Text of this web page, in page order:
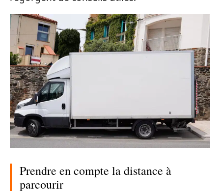
Prendre en compte la distance à
parcourir